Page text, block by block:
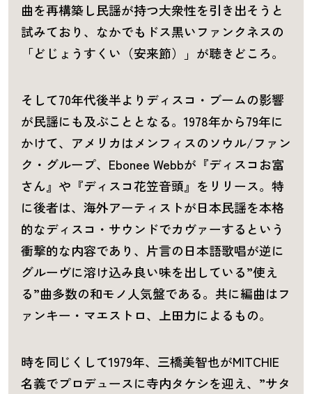
曲を再構築し民謡が持つ大衆性を引き出そうと
試みており、なかでもドス黒いファンクネスの
「どじょうすくい（安来節）」が聴きどころ。
そして70年代後半よりディスコ・ブームの影響
が民謡にも及ぶこととなる。1978年から79年に
かけて、アメリカはメンフィスのソウル/ファン
ク・グループ、Ebonee Webbが『ディスコお富
さん』や『ディスコ花笠音頭』をリリース。特
に後者は、海外アーティストが日本民謡を本格
的なディスコ・サウンドでカヴァーするという
衝撃的な内容であり、片言の日本語歌唱が逆に
グルーヴに溶け込み良い味を出している”使え
る”曲多数の和モノ人気盤である。共に編曲はフ
ァンキー・マエストロ、上田力によるもの。
時を同じくして1979年、三橋美智也がMITCHIE
名義でプロデュースに寺内タケシを迎え、”サタ